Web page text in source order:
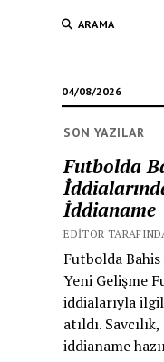
ARAMA
04/08/2026
SON YAZILAR
Futbolda
İddianame
EDITOR
Futbolda
Yeni Gelişme
iddialarıyla
atıldı.
iddianame